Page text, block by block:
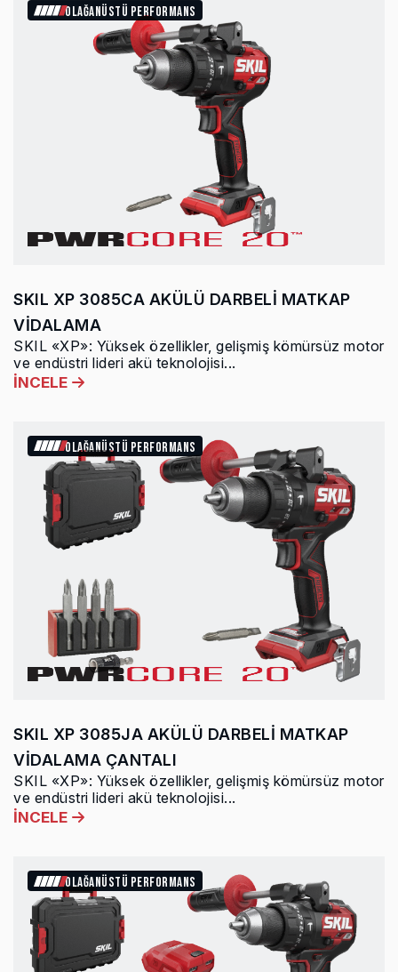
OLAĞANÜSTÜ PERFORMANS
SKIL XP 3085CA AKÜLÜ DARBELİ MATKAP
VİDALAMA
SKIL «XP»: Yüksek özellikler, gelişmiş kömürsüz motor
ve endüstri lideri akü teknolojisi...
İNCELE
OLAĞANÜSTÜ PERFORMANS
SKIL XP 3085JA AKÜLÜ DARBELİ MATKAP
VİDALAMA ÇANTALI
SKIL «XP»: Yüksek özellikler, gelişmiş kömürsüz motor
ve endüstri lideri akü teknolojisi...
İNCELE
OLAĞANÜSTÜ PERFORMANS